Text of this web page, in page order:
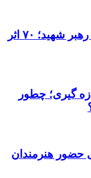
حضور پررنگ هنرمندان در تشییع رهبر شهید؛ ۷۰ اثر
گیری؛ چطور
حضور هنرمندان